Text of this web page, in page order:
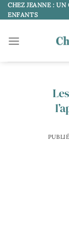
Passer
au
CHEZ JEANNE :
ENFANTS